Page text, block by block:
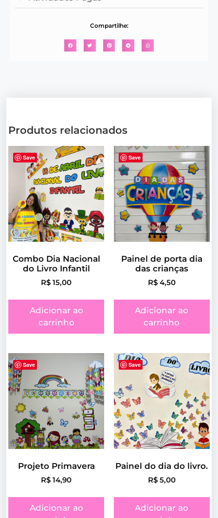
Compartilhe:
Produtos relacionados
Save
Combo Dia Nacional
do Livro Infantil
R$ 15,00
Adicionar ao
carrinho
Save
Painel de porta dia
das crianças
R$4,50
Adicionar ao
carrinho
Save
Projeto Primavera
R$ 14,90
Adicionar ao
Save
Painel do dia do livro.
R$5,00
Adicionar ao